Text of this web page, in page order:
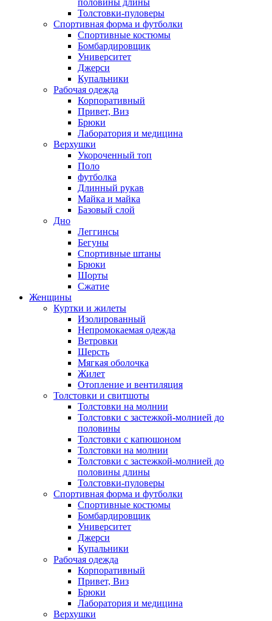
половины длины
Толстовки-пуловеры
Спортивная форма и футболки
Спортивные костюмы
Бомбардировщик
Университет
Джерси
Купальники
Рабочая одежда
Корпоративный
Привет, Виз
Брюки
Лаборатория и медицина
Верхушки
Укороченный топ
Поло
футболка
Длинный рукав
Майка и майка
Базовый слой
Дно
Леггинсы
Бегуны
Спортивные штаны
Брюки
Шорты
Сжатие
Женщины
Куртки и жилеты
Изолированный
Непромокаемая одежда
Ветровки
Шерсть
Мягкая оболочка
Жилет
Отопление и вентиляция
Толстовки и свитшоты
Толстовки на молнии
Толстовки с застежкой-молнией до
половины
Толстовки с капюшоном
Толстовки на молнии
Толстовки с застежкой-молнией до
половины длины
Толстовки-пуловеры
Спортивная форма и футболки
Спортивные костюмы
Бомбардировщик
Университет
Джерси
Купальники
Рабочая одежда
Корпоративный
Привет, Виз
Брюки
Лаборатория и медицина
Верхушки